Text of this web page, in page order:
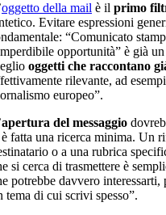
oggetto della mail è il primo
Evitare espressioni
“Comunicato
opportunità” è già
oggetti che raccontano
rilevante, ad
europeo”.
apertura del messaggio
fatta una ricerca minima. Un
o a una rubrica
si cerca di trasmettere è
potrebbe davvero interessarti,
tema di cui scrivi spesso”.